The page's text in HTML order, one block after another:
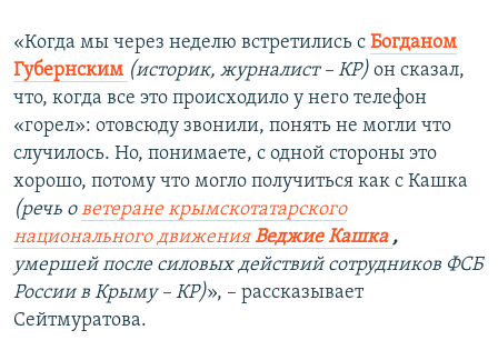
«Когда мы через неделю встретились с Богданом
Губернским (историк, журналист – КР) он сказал,
что, когда все это происходило у него телефон
«горел»: отовсюду звонили, понять не могли что
случилось. Но, понимаете, с одной стороны это
хорошо, потому что могло получиться как с Кашка
(речь оветеране крымскотатарского
национального движенияВеджие Кашка ,
умершей после силовых действий сотрудников ФСБ
России в Крыму – КР)», – рассказывает
Сейтмуратова.